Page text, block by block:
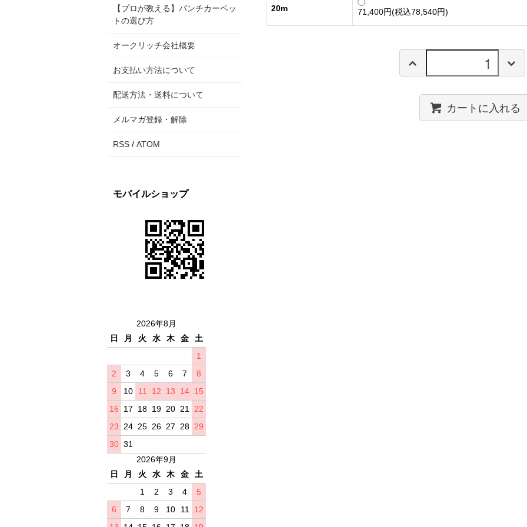
20m 71,400円(税込78,540円)
カートに入れる
【プロが教える】パンチカーペッ
トの選び方
オークリッチ会社概要
お支払い方法について
配送方法・送料について
メルマガ登録・解除
RSS / ATOM
モバイルショップ
2026年8月
日
月 火 水 木 金
土
1
2
3 4 5 6 7
8
9
10 11 12 13 14 15
16
17 18 19 20 21
22
23
24 25 26 27 28 29
30 31
2026年9月
日
月 火 水 木 金
土
1
2 3 4
5
6
7 8 9 10 11
12